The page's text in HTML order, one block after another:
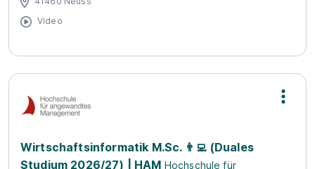
Video
Wirtschaftsinformatik M.Sc. 👨‍💻 (Duales
Studium 2026/27) | HAM Hochschule für